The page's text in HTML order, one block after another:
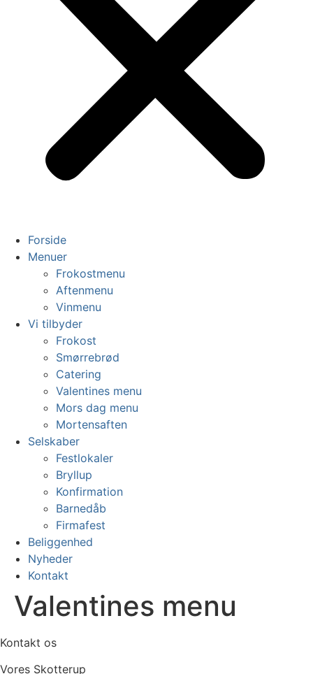
Forside
Menuer
Frokostmenu
Aftenmenu
Vinmenu
Vi tilbyder
Frokost
Smørrebrød
Catering
Valentines menu
Mors dag menu
Mortensaften
Selskaber
Festlokaler
Bryllup
Konfirmation
Barnedåb
Firmafest
Beliggenhed
Nyheder
Kontakt
Valentines menu
Kontakt os
Vores Skotterup